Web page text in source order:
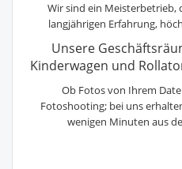
Wir sind ein Meisterbetrieb,
langjährigen Erfahrung,
Unsere
Kinderwagen und
Ob Fotos von Ihrem
Fotoshooting; bei uns
wenigen Minuten aus